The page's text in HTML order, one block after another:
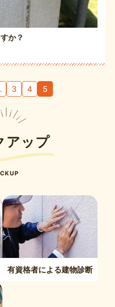
か？
3 4 5
アップ
有資格者による建物診断